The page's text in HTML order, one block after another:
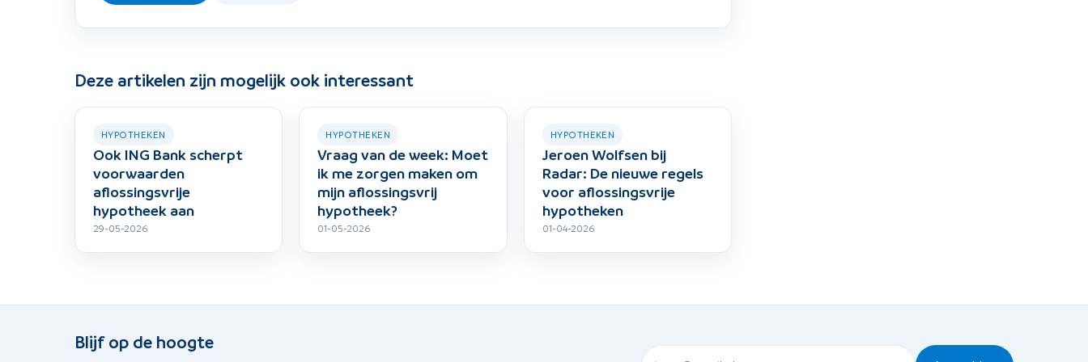
Deze artikelen zijn mogelijk ook interessant
HYPOTHEKEN
Ook ING Bank scherpt
voorwaarden
aflossingsvrije
hypotheek aan
29-05-2026
HYPOTHEKEN
Vraag van de week: Moet
ik me zorgen maken om
mijn aflossingsvrij
hypotheek?
01-05-2026
HYPOTHEKEN
Jeroen Wolfsen bij
Radar: De nieuwe regels
voor aflossingsvrije
hypotheken
01-04-2026
Blijf op de hoogte